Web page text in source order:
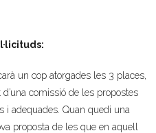
un cop atorgades les 3 places,
comissió de les propostes
i adequades. Quan quedi una
proposta de les que en aquell